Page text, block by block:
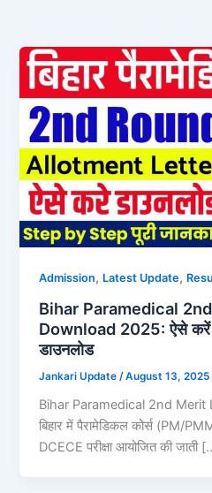
Admission, Latest Update,
Bihar Paramedical
Download 2025: ऐसे करें
डाउनलोड
Jankari Update /August 13, 2025
Bihar Paramedical 2nd
बिहार में पैरामेडिकल कोर्स (PM/
DCECE परीक्षा आयोजित की जाती